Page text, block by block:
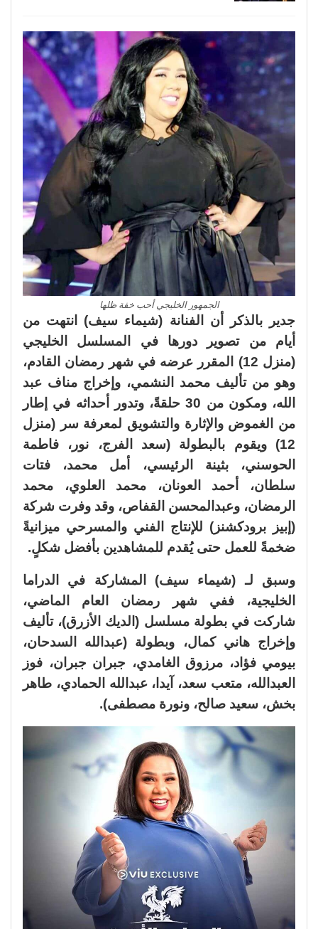
الجمهور الخليجي أحب خفة ظلها
جدير بالذكر أن الفنانة (شيماء سيف) انتهت من
أيام من تصوير دورها في المسلسل الخليجي
(منزل 12) المقرر عرضه في شهر رمضان القادم،
وهو من تأليف محمد النشمي، وإخراج مناف عبد
الله، ومكون من 30 حلقةً، وتدور أحداثه في إطار
من الغموض والإثارة والتشويق لمعرفة سر (منزل
12) ويقوم بالبطولة (سعد الفرج، نور، فاطمة
الحوسني، بثينة الرئيسي، أمل محمد، فتات
سلطان، أحمد العونان، محمد العلوي، محمد
الرمضان، وعبدالمحسن القفاص، وقد وفرت شركة
(إبيز برودكشنز) للإنتاج الفني والمسرحي ميزانيةً
ضخمةً للعمل حتى يُقدم للمشاهدين بأفضل شكلٍ.
وسبق لـ (شيماء سيف) المشاركة في الدراما
الخليجية، ففي شهر رمضان العام الماضي،
شاركت في بطولة مسلسل (الديك الأزرق)، تأليف
وإخراج هاني كمال، وبطولة (عبدالله السدحان،
بيومي فؤاد، مرزوق الغامدي، جبران جبران، فوز
العبدالله، متعب سعد، آيدا، عبدالله الحمادي، طاهر
بخش، سعيد صالح، ونورة مصطفى).